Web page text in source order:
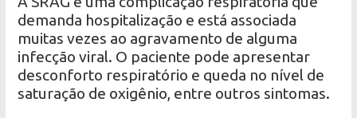
demanda hospitalização e está associada
muitas vezes ao agravamento de alguma
infecção viral. O paciente pode apresentar
desconforto respiratório e queda no nível de
saturação de oxigênio, entre outros sintomas.